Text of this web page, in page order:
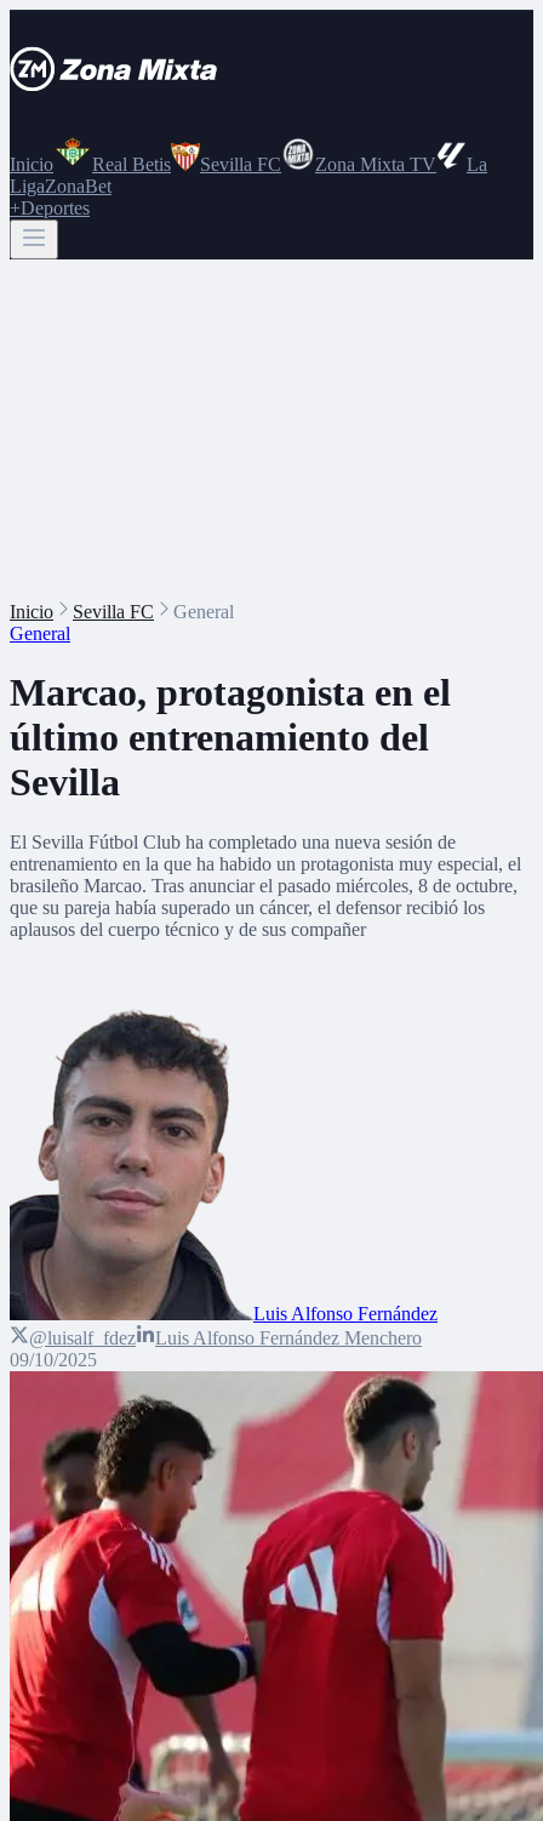
Inicio Real Betis Sevilla FC Zona Mixta TV
La
LigaZonaBet
+Deportes
Inicio Sevilla FC
General
General
Marcao, protagonista en el
último entrenamiento del
Sevilla
El Sevilla Fútbol Club ha completado una nueva sesión de
entrenamiento en la que ha habido un protagonista muy especial, el
brasileño Marcao. Tras anunciar el pasado miércoles, 8 de octubre,
que su pareja había superado un cáncer, el defensor recibió los
aplausos del cuerpo técnico y de sus compañer
Luis Alfonso Fernández
@luisalf_fdez
Luis Alfonso Fernández Menchero
09/10/2025